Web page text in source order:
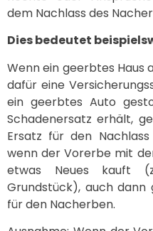
dem Nachlass des
Dies bedeutet
Wenn ein geerbtes
dafür eine
ein geerbtes Auto
Schadenersatz erhält,
Ersatz für den
wenn der Vorerbe mit
etwas Neues kauft
Grundstück), auch dann
für den Nacherben.